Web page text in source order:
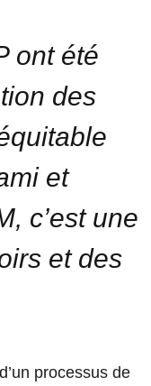
ont été
des
et
c’est une
et des
processus de